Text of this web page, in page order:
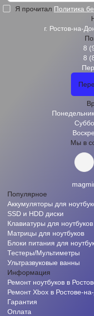
Я прочитал Политика
г. Ростов-на-
8
8
Мы в
Популярное
Аккумуляторы для
SSD и HDD диски
Клавиатуры для ноутбуков
Матрицы для ноутбуков
Блоки питания для
Тестеры/Мультиметры
Ультразвуковые ванны
Информация
Ремонт ноутбуков в
Ремонт Xbox в Ростове-
Гарантия
Оплата